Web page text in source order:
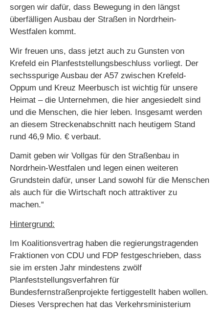
sorgen wir dafür, dass Bewegung in den längst
überfälligen Ausbau der Straßen in Nordrhein-
Westfalen kommt.
Wir freuen uns, dass jetzt auch zu Gunsten von
Krefeld ein Planfeststellungsbeschluss vorliegt. Der
sechsspurige Ausbau der A57 zwischen Krefeld-
Oppum und Kreuz Meerbusch ist wichtig für unsere
Heimat – die Unternehmen, die hier angesiedelt sind
und die Menschen, die hier leben. Insgesamt werden
an diesem Streckenabschnitt nach heutigem Stand
rund 46,9 Mio. € verbaut.
Damit geben wir Vollgas für den Straßenbau in
Nordrhein-Westfalen und legen einen weiteren
Grundstein dafür, unser Land sowohl für die Menschen
als auch für die Wirtschaft noch attraktiver zu
machen.“
Hintergrund:
Im Koalitionsvertrag haben die regierungstragenden
Fraktionen von CDU und FDP festgeschrieben, dass
sie im ersten Jahr mindestens zwölf
Planfeststellungsverfahren für
Bundesfernstraßenprojekte fertiggestellt haben wollen.
Dieses Versprechen hat das Verkehrsministerium